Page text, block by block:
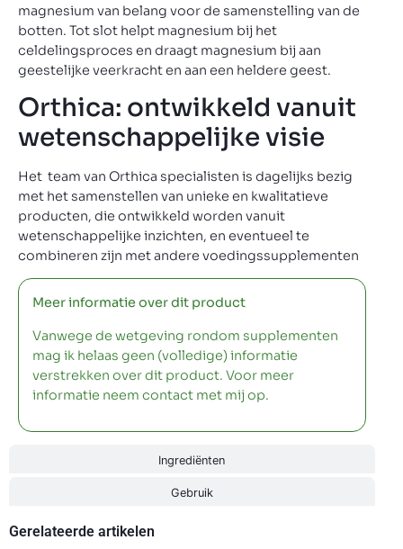
Ingrediënten
Gebruik
magnesium van belang voor de samenstelling van de
botten. Tot slot helpt magnesium bij het
celdelingsproces en draagt magnesium bij aan
geestelijke veerkracht en aan een heldere geest.
Orthica: ontwikkeld vanuit
wetenschappelijke visie
Het team van Orthica specialisten is dagelijks bezig
met het samenstellen van unieke en kwalitatieve
producten, die ontwikkeld worden vanuit
wetenschappelijke inzichten, en eventueel te
combineren zijn met andere voedingssupplementen
Meer informatie over dit product
Vanwege de wetgeving rondom supplementen
mag ik helaas geen (volledige) informatie
verstrekken over dit product. Voor meer
informatie neem contact met mij op.
Gerelateerde artikelen